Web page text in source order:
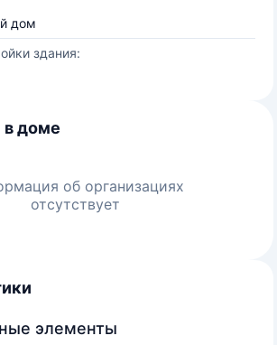
дом
здания:
в доме
об организациях
отсутствует
элементы